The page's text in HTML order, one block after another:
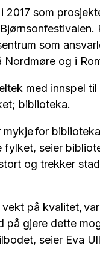
som
som
og i
med innspel
biblioteka.
for
seier
og trekker
på kvalitet,
på gjere dette
seier Eva